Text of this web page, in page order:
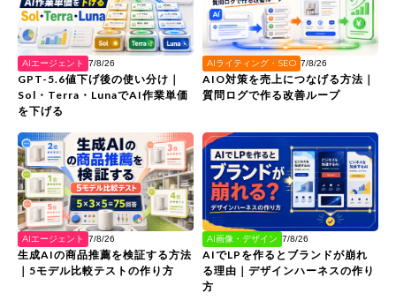
AIエージェント 7/8/26
GPT-5.6値下げ後の使い分け｜
Sol・Terra・LunaでAI作業単価
を下げる
AIライティング・SEO 7/8/26
AIO対策を売上につなげる方法｜
質問ログで作る改善ループ
AIエージェント 7/8/26
生成AIの商品推薦を検証する方法
｜5モデル比較テストの作り方
AI画像・デザイン 7/8/26
AIでLPを作るとブランドが崩れ
る理由｜デザインハーネスの作り
方